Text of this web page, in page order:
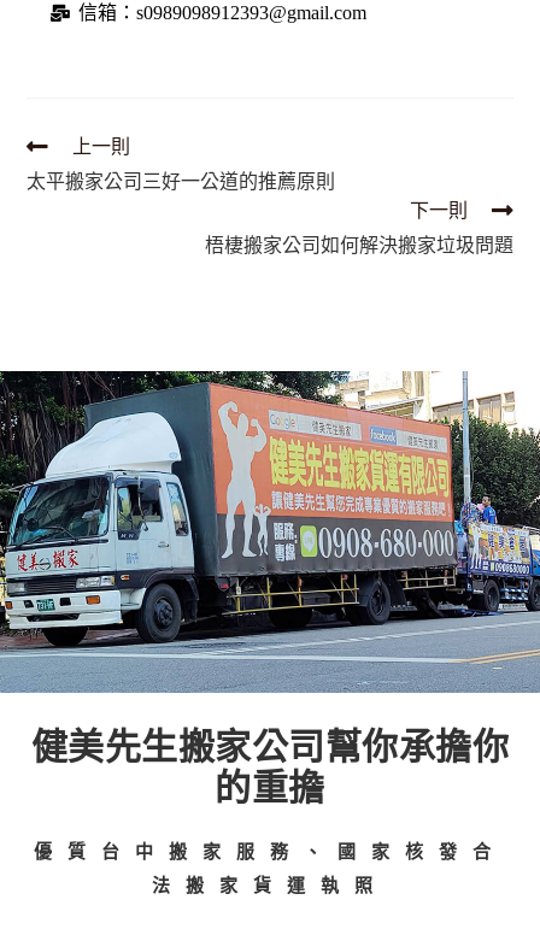
信箱：s0989098912393@gmail.com
上一則
太平搬家公司三好一公道的推薦原則
下一則
梧棲搬家公司如何解決搬家垃圾問題
健美先生搬家公司幫你承擔你
的重擔
優質台中搬家服務、國家核發合
法搬家貨運執照